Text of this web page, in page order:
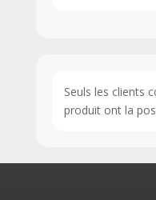
Seuls les clients
produit ont la